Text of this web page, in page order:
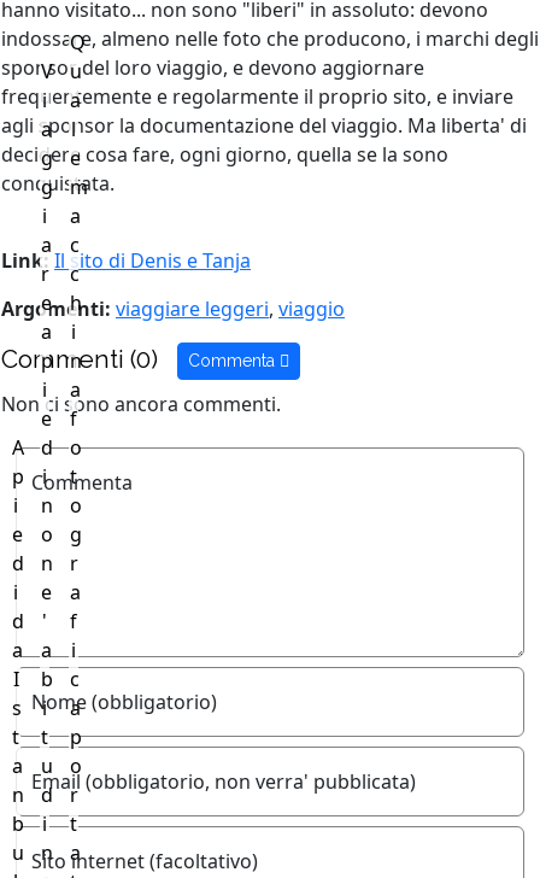
hanno visitato... non sono "liberi" in assoluto: devono
indossare, almeno nelle foto che producono, i marchi degli
sponsor del loro viaggio, e devono aggiornare
frequentemente e regolarmente il proprio sito, e inviare
agli sponsor la documentazione del viaggio. Ma liberta' di
decidere cosa fare, ogni giorno, quella se la sono
conquistata.
Link:Il sito di Denis e Tanja
Argomenti: viaggiare leggeri, viaggio
Commenti (0) Commenta
Non ci sono ancora commenti.
Commenta
Nome (obbligatorio)
Email (obbligatorio, non verra' pubblicata)
Sito internet (facoltativo)
A
p
i
e
d
i
d
a
I
s
t
a
n
b
u
V
i
a
g
g
i
a
r
e
a
p
i
e
d
i
n
o
n
e
'
a
b
i
t
u
d
i
n
Q
u
a
l
e
m
a
c
c
h
i
n
a
f
o
t
o
g
r
a
f
i
c
a
p
o
r
t
a